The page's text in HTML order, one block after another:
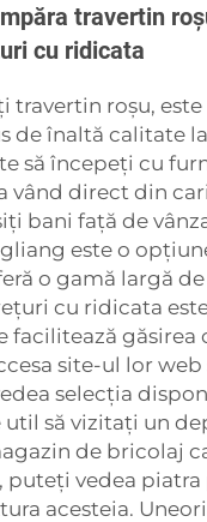
travertin
cu ridicata
travertin roșu,
de înaltă calitate
să începeți cu
vând direct din
bani față de
este o
o gamă largă
cu ridicata
facilitează găsirea
site-ul lor
selecția
util să vizitați un
de bricolaj
puteți vedea piatra
acesteia.